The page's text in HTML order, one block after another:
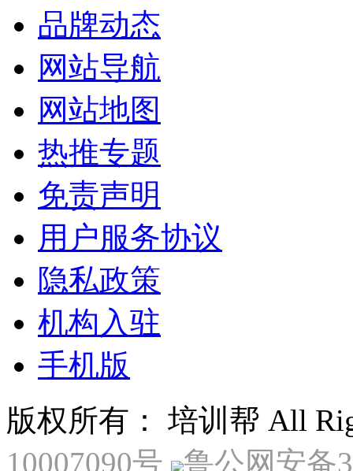
品牌动态
网站导航
网站地图
热推专题
免责声明
用户服务协议
隐私政策
机构入驻
手机版
版权所有： 培训帮 All
10007090号
鲁公网安备